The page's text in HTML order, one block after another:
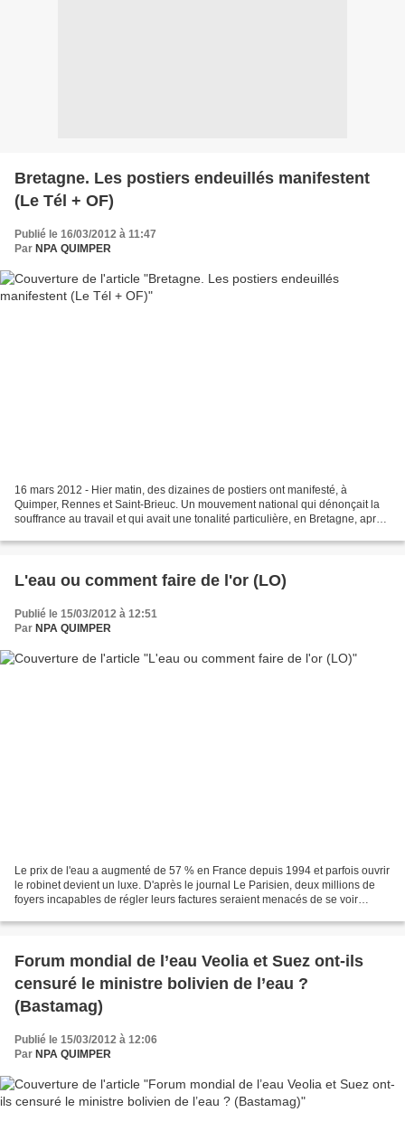
Bretagne. Les postiers endeuillés manifestent
(Le Tél + OF)
Publié le 16/03/2012 à 11:47
Par NPA QUIMPER
16 mars 2012 - Hier matin, des dizaines de postiers ont manifesté, à
Quimper, Rennes et Saint-Brieuc. Un mouvement national qui dénonçait la
souffrance au travail et qui avait une tonalité particulière, en Bretagne, après
L'eau ou comment faire de l'or (LO)
Publié le 15/03/2012 à 12:51
Par NPA QUIMPER
Le prix de l'eau a augmenté de 57 % en France depuis 1994 et parfois ouvrir
le robinet devient un luxe. D'après le journal Le Parisien, deux millions de
foyers incapables de régler leurs factures seraient menacés de se voir
Forum mondial de l’eau Veolia et Suez ont-ils
censuré le ministre bolivien de l’eau ?
(Bastamag)
Publié le 15/03/2012 à 12:06
Par NPA QUIMPER